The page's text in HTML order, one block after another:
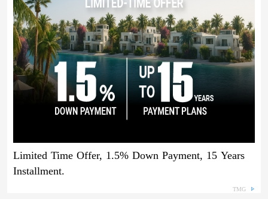
Limited Time Offer, 1.5% Down Payment, 15 Years
Installment.
TMG